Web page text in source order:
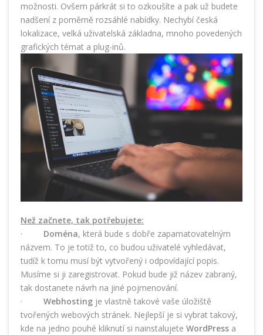
možnosti. Ovšem párkrát si to ozkoušíte a pak už budete
nadšení z poměrně rozsáhlé nabídky. Nechybí česká
lokalizace, velká uživatelská základna, mnoho povedených
grafických témat a plug-inů.
Než začnete, tak potřebujete:
· Doména, která bude s dobře zapamatovatelným
názvem. To je totiž to, co budou uživatelé vyhledávat,
tudíž k tomu musí být vytvořený i odpovídající popis.
Musíme si ji zaregistrovat. Pokud bude již název zabraný,
tak dostanete návrh na jiné pojmenování.
· Webhosting je vlastně takové vaše úložiště
tvořených webových stránek. Nejlepší je si vybrat takový,
kde na jedno pouhé kliknutí si nainstalujete WordPress a